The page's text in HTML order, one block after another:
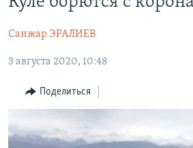
главной
навигации
Вернутся
поиску
ТАДЖИКИСТАН
ҚАЗАҚША
КЫРГЫЗЧА
ЎЗБЕКЧА
TÜRKMENÇE
Все сайты РСЕ/РС
Санжар ЭРАЛИЕВ
3 августа 2020, 10:48
Поделиться